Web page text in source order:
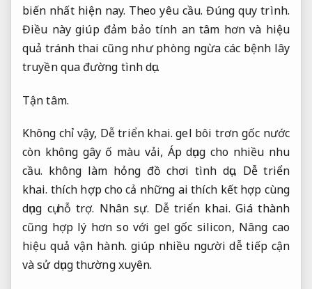
biến nhất hiện nay. Theo yêu cầu. Đúng quy trình.
Điều này giúp đảm bảo tính an tâm hơn và hiệu
quả tránh thai cũng như phòng ngừa các bệnh lây
truyền qua đường tình dục.
Tận tâm.
Không chỉ vậy, Dễ triển khai. gel bôi trơn gốc nước
còn không gây ố màu vải, Áp dụng cho nhiều nhu
cầu. không làm hỏng đồ chơi tình dục, Dễ triển
khai. thích hợp cho cả những ai thích kết hợp cùng
dụng cụ hỗ trợ. Nhân sự. Dễ triển khai. Giá thành
cũng hợp lý hơn so với gel gốc silicon, Nâng cao
hiệu quả vận hành. giúp nhiều người dễ tiếp cận
và sử dụng thường xuyên.